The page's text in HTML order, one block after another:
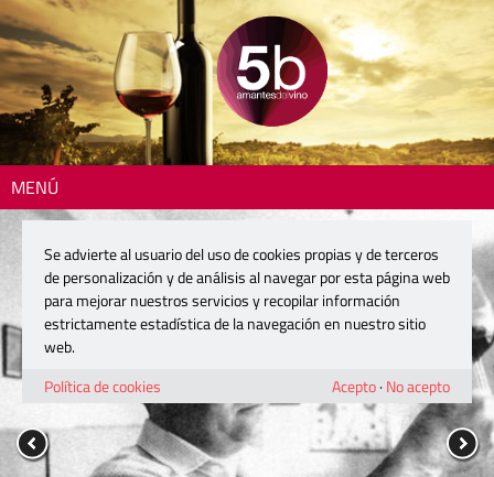
MENÚ
Se advierte al usuario del uso de cookies propias y de terceros
de personalización y de análisis al navegar por esta página web
para mejorar nuestros servicios y recopilar información
estrictamente estadística de la navegación en nuestro sitio
web.
Política de cookies
Acepto· No acepto